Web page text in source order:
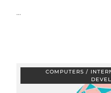
...
COMPUTERS /